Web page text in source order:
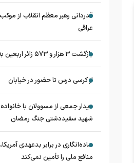
قدردانی رهبر معظم انقلاب از
عراقی
بازگشت ۳ هزار و ۵۷۳ زائر اربعین به لرستان
از کرسی درس تا حضور در خیابان
دیدار جمعی از مسوولان با
شهید سفیددشتی جنگ رمضان
ساده‌انگاری در برابر بدعهدی
منافع ملی را تأمین نمی‌کند